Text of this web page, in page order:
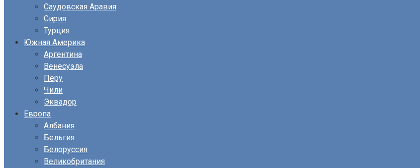
Саудовская Аравия
Сирия
Турция
Южная Америка
Аргентина
Венесуэла
Перу
Чили
Эквадор
Европа
Албания
Бельгия
Белоруссия
Великобритания